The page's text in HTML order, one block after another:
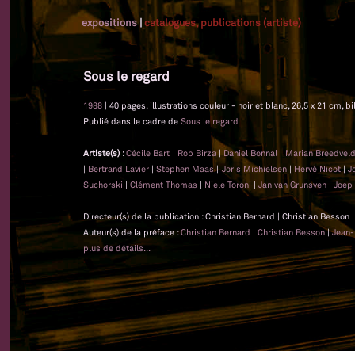
expositions|catalogues, publications (artiste)
Sous le regard
1988 | 40 pages, illustrations couleur - noir et blanc, 26,5 x 21 cm,
Publié dans le cadre de Sous le regard |
Artiste(s) :Cécile Bart | Rob Birza | Daniel Bonnal | Marian Breedveld
| Bertrand Lavier |Stephen Maas|Joris Michielsen| Hervé Nicot|
Suchorski | Clément Thomas | Niele Toroni | Jan van Grunsven |Joep
Directeur(s) de la publication : Christian Bernard | Christian Besson
Auteur(s) de la préface :Christian Bernard | Christian Besson|
plus de détails...